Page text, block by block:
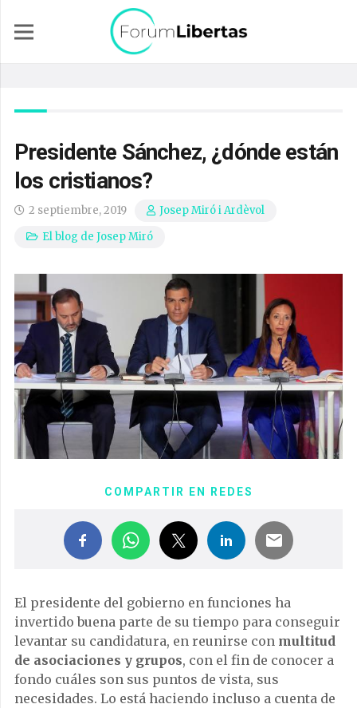
Presidente Sánchez, ¿dónde están
los cristianos?
2 septiembre, 2019
Josep Miró i Ardèvol
El blog de Josep Miró
COMPARTIR EN REDES
El presidente del gobierno en funciones ha
invertido buena parte de su tiempo para conseguir
levantar su candidatura, en reunirse con multitud
de asociaciones y grupos, con el fin de conocer a
fondo cuáles son sus puntos de vista, sus
necesidades. Lo está haciendo incluso a cuenta de